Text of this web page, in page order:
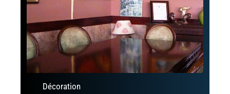
Décoration